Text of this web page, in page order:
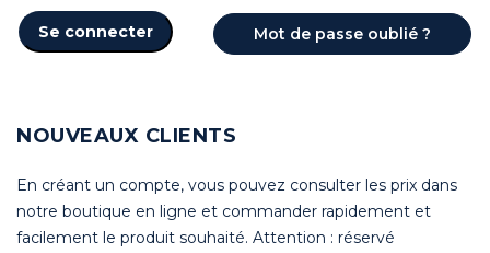
Se connecter Mot de passe oublié ?
NOUVEAUX CLIENTS
En créant un compte, vous pouvez consulter les prix dans
notre boutique en ligne et commander rapidement et
facilement le produit souhaité. Attention : réservé